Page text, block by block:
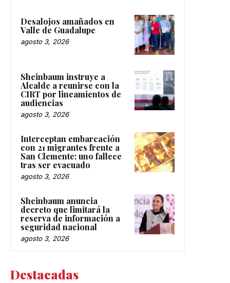
Desalojos amañados en
Valle de Guadalupe
agosto 3, 2026
Sheinbaum instruye a
Alcalde a reunirse con la
CIRT por lineamientos de
audiencias
agosto 3, 2026
Interceptan embarcación
con 21 migrantes frente a
San Clemente; uno fallece
tras ser evacuado
agosto 3, 2026
Sheinbaum anuncia
decreto que limitará la
reserva de información a
seguridad nacional
agosto 3, 2026
Destacadas